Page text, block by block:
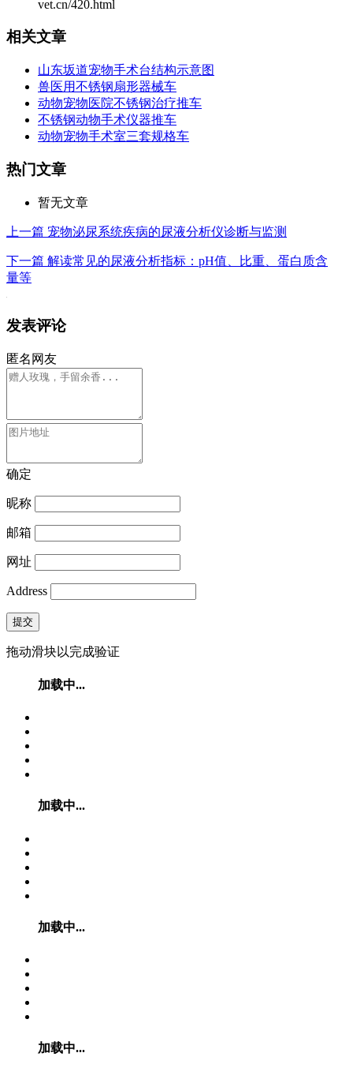
vet.cn/420.html
相关文章
山东坂道宠物手术台结构示意图
兽医用不锈钢扇形器械车
动物宠物医院不锈钢治疗推车
不锈钢动物手术仪器推车
动物宠物手术室三套规格车
热门文章
暂无文章
上一篇 宠物泌尿系统疾病的尿液分析仪诊断与监测
下一篇 解读常见的尿液分析指标：pH值、比重、蛋白质含
量等
发表评论
匿名网友
确定
昵称
邮箱
网址
Address
提交
拖动滑块以完成验证
加载中...
加载中...
加载中...
加载中...